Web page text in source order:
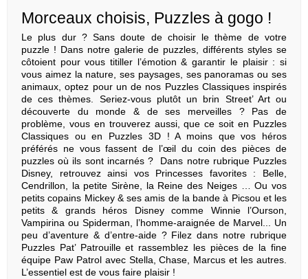
Morceaux choisis, Puzzles à gogo !
Le plus dur ? Sans doute de choisir le thème de votre
puzzle ! Dans notre galerie de puzzles, différents styles se
côtoient pour vous titiller l’émotion & garantir le plaisir : si
vous aimez la nature, ses paysages, ses panoramas ou ses
animaux, optez pour un de nos Puzzles Classiquesinspirés
de ces thèmes. Seriez-vous plutôt un brin Street’ Art ou
découverte du monde & de ses merveilles ? Pas de
problème, vous en trouverez aussi, que ce soit en Puzzles
Classiques ou en Puzzles 3D
! A moins que vos héros
préférés ne vous fassent de l’œil du coin des pièces de
puzzles où ils sont incarnés ?
Dans notre rubrique Puzzles
Disney, retrouvez ainsi vos Princesses favorites : Belle,
Cendrillon, la petite Sirène, la Reine des Neiges … Ou vos
petits copains Mickey & ses amis de la bande à Picsou et les
petits & grands héros Disney comme Winnie l’Ourson,
Vampirina ou Spiderman, l’homme-araignée de Marvel... Un
peu d’aventure & d’entre-aide ? Filez dans notre rubrique
Puzzles Pat’ Patrouilleet rassemblez les pièces de la fine
équipe Paw Patrol avec Stella, Chase, Marcus et les autres.
L’essentiel est de vous faire plaisir !